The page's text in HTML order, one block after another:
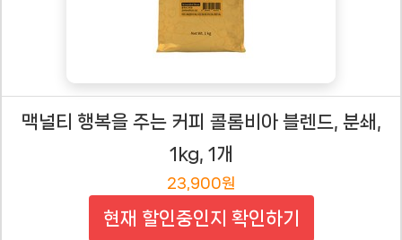
맥널티 행복을 주는 커피 콜롬비아 블렌드, 분쇄,
1kg, 1개
23,900원
현재 할인중인지 확인하기